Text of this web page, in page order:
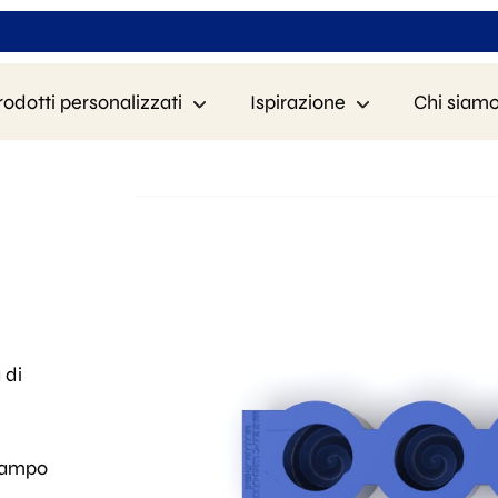
personalizzati Ispirazione Chi
di